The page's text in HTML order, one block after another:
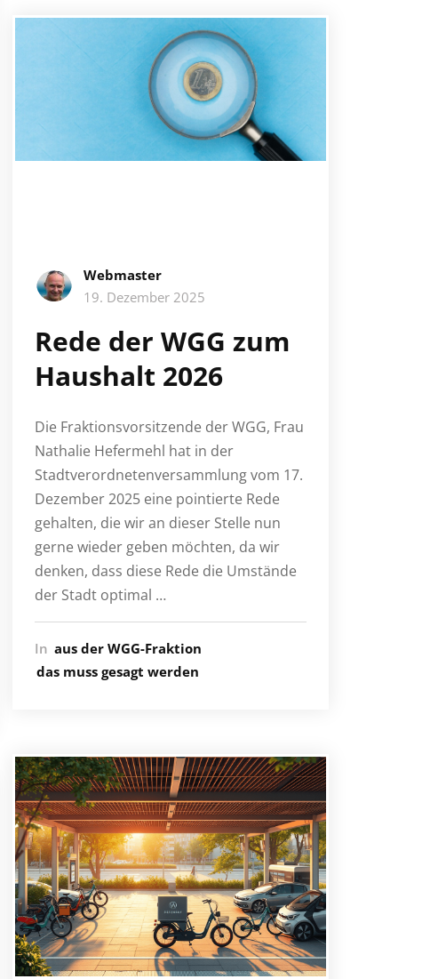
Webmaster
19. Dezember 2025
Rede der WGG zum
Haushalt 2026
Die Fraktionsvorsitzende der WGG, Frau
Nathalie Hefermehl hat in der
Stadtverordnetenversammlung vom 17.
Dezember 2025 eine pointierte Rede
gehalten, die wir an dieser Stelle nun
gerne wieder geben möchten, da wir
denken, dass diese Rede die Umstände
der Stadt optimal …
In aus der WGG-Fraktion
das muss gesagt werden